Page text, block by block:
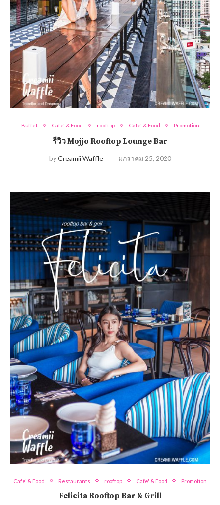
Buffet Cafe' & Food rooftop Cafe' & Food Promotion
รีวิว Mojjo Rooftop Lounge Bar
byCreamii Waffle มกราคม 25, 2020
Cafe' & Food Restaurants rooftop Cafe' & Food Promotion
Felicita Rooftop Bar & Grill